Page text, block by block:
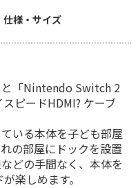
仕様・サイズ
「Nintendo Switch 2
ピードHDMI? ケーブ
いる本体を子ども部屋
の部屋にドックを設置
どの手間なく、本体を
楽しめます。